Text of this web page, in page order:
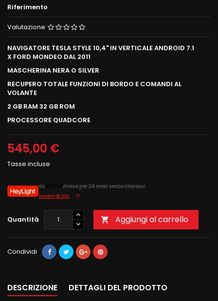
Riferimento
Valutazione
NAVIGATORE TESLA STYLE 10,4" IN VERTICALE ANDROID 7.1
X FORD MONDEO DAL 2011
MASCHERINA NERA O SILVER
RECUPERO TOTALE FUNZIONI DI BORDO E COMANDI AL
VOLANTE
2 GB RAM 32 GB ROM
PROCESSORE QUADCORE
545,00 €
Tasse incluse
da
/mese per 24 mesi senza interessi
scopri di più
Quantità  Aggiungi al carrello
Condividi
DESCRIZIONE
DETTAGLI DEL PRODOTTO